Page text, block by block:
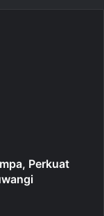
Perkuat